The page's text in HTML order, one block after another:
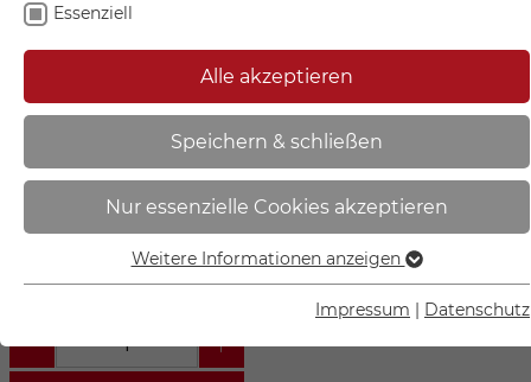
Mein Konto
Mein Warenkorb
Sie sind hier: Start
Markierungspunkt aus Graspapier
| blanko zur Selbstbeschriftung -
Essenziell
Alle akzeptieren
Speichern & schließen
Nur essenzielle Cookies akzeptieren
Essenziell
Essenzielle Cookies werden für grundlegende Funktionen
die Webseite einwandfrei funktioniert.
Weitere Informationen anzeigen
Impressum Datenschutz